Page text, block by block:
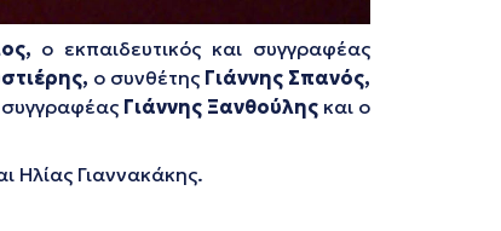
, ο εκπαιδευτικός και συγγραφέας
ο συνθέτης Γιάννης Σπανός,
Γιάννης Ξανθούληςκαι ο
Ηλίας Γιαννακάκης.